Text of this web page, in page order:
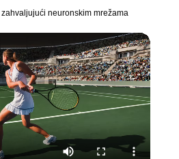
neuronskim mrežama